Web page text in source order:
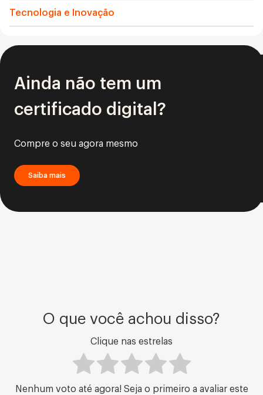
Tecnologia e Inovação
Ainda não tem um
certificado digital?
Compre o seu agora mesmo
Saiba mais
O que você achou disso?
Clique nas estrelas
Nenhum voto até agora! Seja o primeiro a avaliar este